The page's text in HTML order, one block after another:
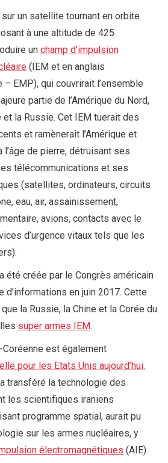
un satellite tournant en orbite
à une altitude de 425
un champ d’impulsion
(IEM et en anglais
EMP), qui couvrirait l’ensemble
partie de l’Amérique du Nord,
et la Russie. Cet IEM tuerait des
et ramènerait l’Amérique et
l’âge de pierre, détruisant ses
télécommunications et ses
(satellites, ordinateurs, circuits
eau, air, assainissement,
avions, contacts avec le
d’urgence vitaux tels que les
été créée par le Congrès américain
d’informations en juin 2017. Cette
la Russie, la Chine et la Corée du
super armes IEM.
est également
pour les Etats Unis aujourd’hui.
transféré la technologie des
les scientifiques iraniens
programme spatial, aurait pu
sur les armes nucléaires, y
électromagnétiques (AIE).